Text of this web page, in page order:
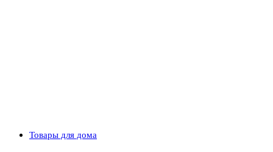
Товары для дома